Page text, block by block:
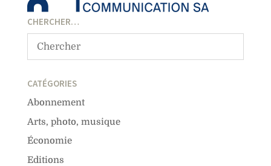
CHERCHER…
CATÉGORIES
Abonnement
Arts, photo, musique
Économie
Editions